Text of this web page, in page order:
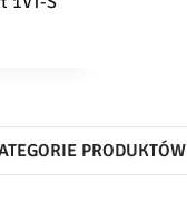
PRODUKTÓW